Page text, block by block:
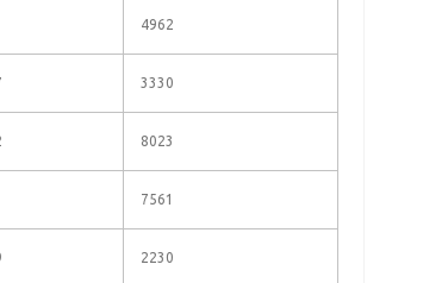
4962
3330
8023
7561
2230